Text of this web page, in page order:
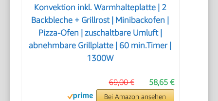
Konvektion inkl. Warmhalteplatte | 2
Backbleche + Grillrost | Minibackofen |
Pizza-Ofen | zuschaltbare Umluft |
abnehmbare Grillplatte | 60 min.Timer |
1300W
58,65 €
69,00 €
Bei Amazon ansehen